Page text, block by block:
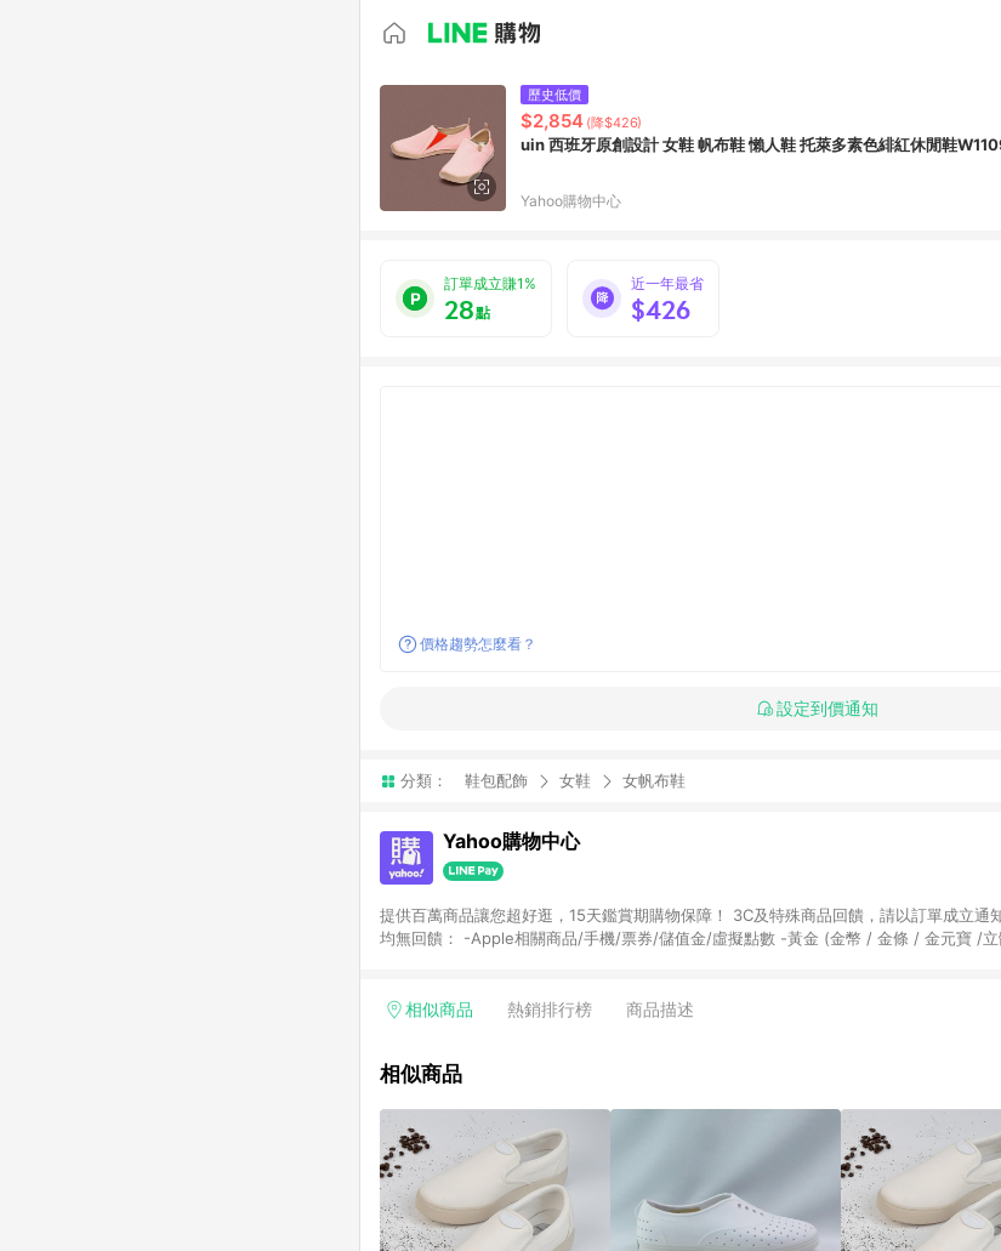
歷史低價
$2,854 (降$426)
uin 西班牙原創設計 女鞋 帆布鞋 懶人鞋 托萊多素色緋紅休閒鞋
Yahoo購物中心
訂單成立賺1%
28點
近一年最省
$426
價格趨勢怎麼看？
設定到價通知
分類： 鞋包配飾 女鞋 女帆布鞋
Yahoo購物中心
提供百萬商品讓您超好逛，15天鑑賞期購物保障！ 3C及特殊商品回饋，請以訂單成立通知為準 1. 請注意以下
均無回饋： -Apple相關商品/手機/票券/儲值金/虛擬點數 -黃金 (金幣 / 金條 / 金元寶 /
Yahoo超贈點回饋者 - 購物中心商店之商品：商品賣場中有標示「商店」及顯示商店名稱
相似商品 熱銷排行榜 商品描述
相似商品